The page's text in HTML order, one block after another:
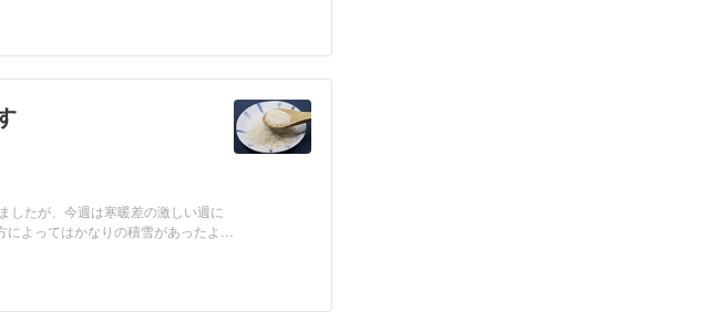
したが、今週は寒暖差の激しい週に
よってはかなりの積雪があったよ